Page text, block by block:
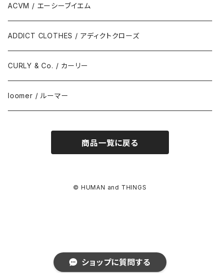
ショップに質問する
MOONSTAR / ムーンスター
810s / エイトテンス
ACVM / エーシーブイエム
ADDICT CLOTHES / アディクトクローズ
CURLY & Co. / カーリー
loomer / ルーマー
商品一覧に戻る
© HUMAN and THINGS